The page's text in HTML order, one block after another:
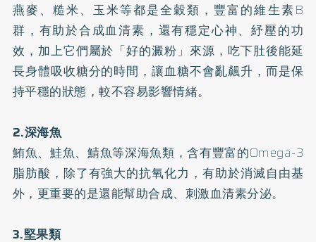
燕麥、糙米、玉米等都是全穀類，豐富的維生素B
群 ，有助於合成血清素，還有穩定心神、紓壓的功
效，加上它們屬於「好的澱粉」來源，吃下肚後能延
長身體吸收糖分的時間，讓血糖不會亂飆升，而是保
持平穩的狀態，較不容易影響情緒。
2.深海魚
鮪魚、鮭魚、鯖魚等深海魚類，含有豐富的Omega-3
脂肪酸，除了有強大的抗氧化力，有助於消滅自由基
外，更重要的是還能幫助合成、刺激血清素分泌。
3.堅果類